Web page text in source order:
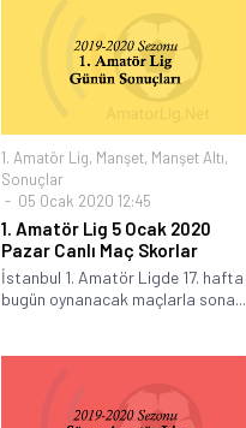
1. Amatör Lig, Manşet, Manşet Altı,
Sonuçlar
05 Ocak 2020 12:45
1. Amatör Lig 5 Ocak 2020
Pazar Canlı Maç Skorlar
İstanbul 1. Amatör Ligde 17. hafta
bugün oynanacak maçlarla sona...